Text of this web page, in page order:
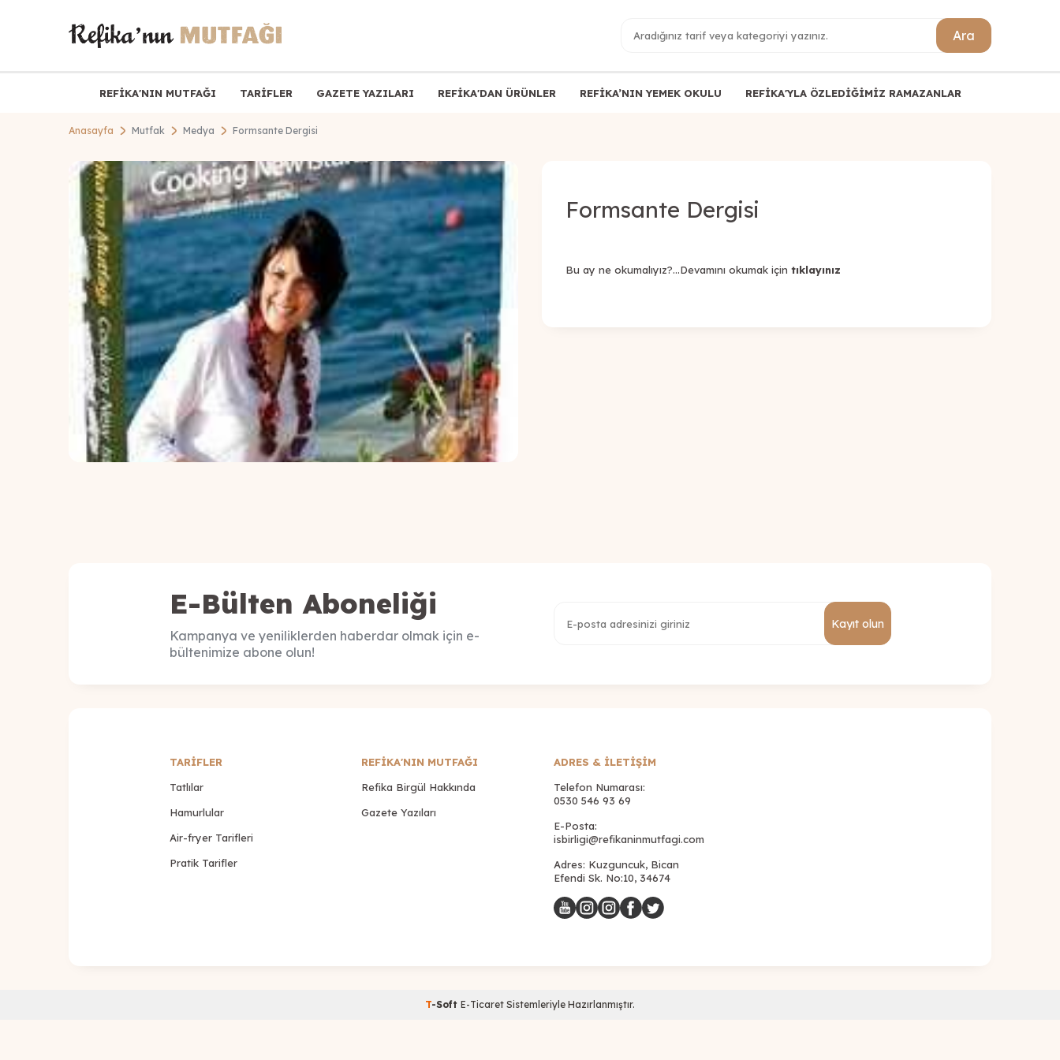
Ara
REFİKA'NIN MUTFAĞI TARİFLER GAZETE YAZILARI REFİKA'DAN ÜRÜNLER REFİKA’NIN YEMEK OKULU REFİKA'YLA ÖZLEDİĞİMİZ RAMAZANLAR
Anasayfa Mutfak Medya Formsante Dergisi
Formsante Dergisi
Bu ay ne okumalıyız?...Devamını okumak için tıklayınız
E-Bülten Aboneliği
Kampanya ve yeniliklerden haberdar olmak için e-
bültenimize abone olun!
Kayıt olun
TARİFLER
Tatlılar
Hamurlular
Air-fryer Tarifleri
Pratik Tarifler
REFİKA'NIN MUTFAĞI
Refika Birgül Hakkında
Gazete Yazıları
ADRES & İLETIŞIM
Telefon Numarası:
0530 546 93 69
E-Posta:
isbirligi@refikaninmutfagi.com
Adres: Kuzguncuk, Bican
Efendi Sk. No:10, 34674
T-Soft E-Ticaret Sistemleriyle Hazırlanmıştır.